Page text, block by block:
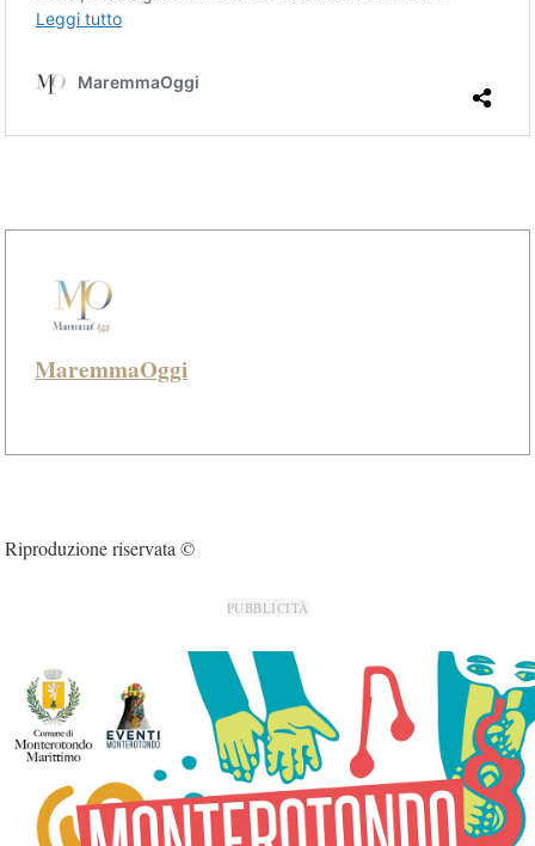
MaremmaOggi
Riproduzione riservata ©
PUBBLICITÀ